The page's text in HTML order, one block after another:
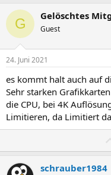
G Gelöschtes
Guest
24. Juni 2021
es kommt halt auch auf
Sehr starken
die CPU, bei 4K
Limitieren, da Limitiert
schrauber1984